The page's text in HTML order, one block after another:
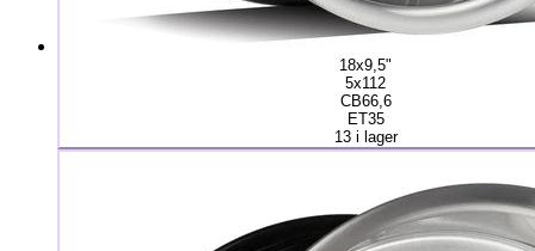
18x9,5"
5x112
CB66,6
ET35
13 i lager